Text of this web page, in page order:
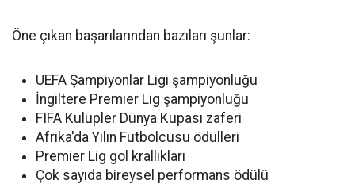
Öne çıkan başarılarından bazıları şunlar:
UEFA Şampiyonlar Ligi şampiyonluğu
İngiltere Premier Lig şampiyonluğu
FIFA Kulüpler Dünya Kupası zaferi
Afrika'da Yılın Futbolcusu ödülleri
Premier Lig gol krallıkları
Çok sayıda bireysel performans ödülü